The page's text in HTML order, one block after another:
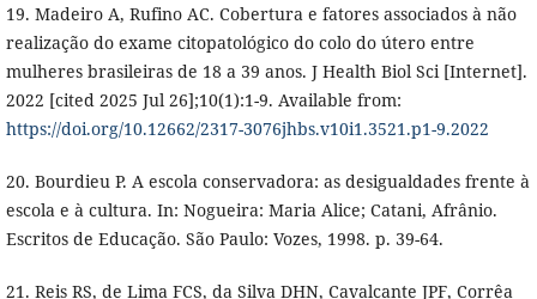
19. Madeiro A, Rufino AC. Cobertura e fatores associados à não
realização do exame citopatológico do colo do útero entre
mulheres brasileiras de 18 a 39 anos. J Health Biol Sci [Internet].
2022 [cited 2025 Jul 26];10(1):1-9. Available from:
https://doi.org/10.12662/2317-3076jhbs.v10i1.3521.p1-9.2022
20. Bourdieu P. A escola conservadora: as desigualdades frente à
escola e à cultura. In: Nogueira: Maria Alice; Catani, Afrânio.
Escritos de Educação. São Paulo: Vozes, 1998. p. 39-64.
21. Reis RS, de Lima FCS, da Silva DHN, Cavalcante JPF, Corrêa